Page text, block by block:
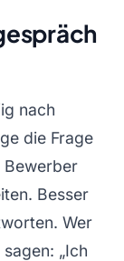
nach
die Frage
Bewerber
Besser
Wer
„Ich